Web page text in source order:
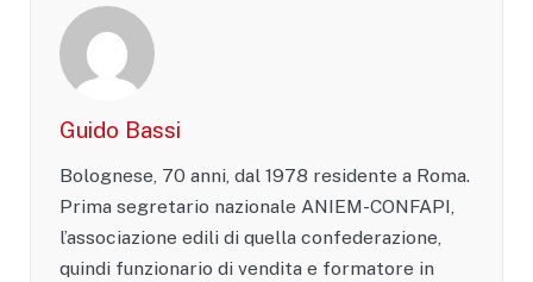
Guido Bassi
Bolognese, 70 anni, dal 1978 residente a Roma.
Prima segretario nazionale ANIEM-CONFAPI,
l’associazione edili di quella confederazione,
quindi funzionario di vendita e formatore in